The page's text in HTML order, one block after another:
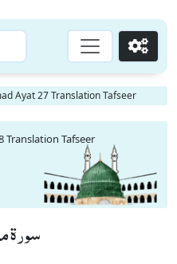
Go
Ayat 27 Translation Tafseer
Translation Tafseer